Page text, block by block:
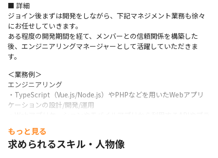
■ 詳細
ジョイン後まずは開発をしながら、下記マネジメント業務も徐々
にお任せしていきます。
ある程度の開発期間を経て、メンバーとの信頼関係を構築した
後、エンジニアリングマネージャーとして活躍していただきま
す。
＜業務例＞
エンジニアリング
・TypeScript（Vue.js/Node.js）やPHPなどを用いたWebアプリ
ケーションの設計/開発/運用
・他チームとの協働によるアプリケーションの要件定義
もっと見る
求められるスキル・人物像